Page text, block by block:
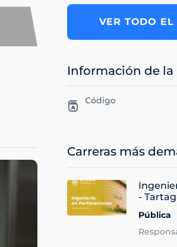
VER TODO EL
Información de la
Código
Carreras más
-
Pública